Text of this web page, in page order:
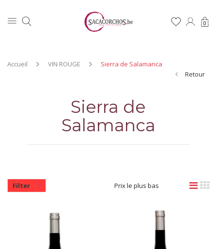
0
Accueil VIN ROUGE
Sierra de Salamanca
Retour
Sierra de
Salamanca
Filter Prix le plus bas